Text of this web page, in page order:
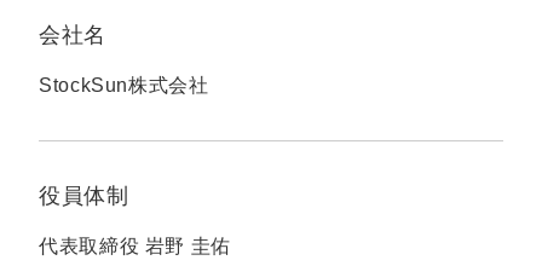
コンサルタント一覧
品質ガイドライン
社内コンペ
クレーム窓口
定額制Webマーケティング代行『マキトルく
ん』
オリジナルサービス
格安でAI導入支援『あいのりAI』
拡散付1日密着動画制作『まるごと社長』
1本無料で記事を制作『SEOトライアル』
定額制LP制作・改善『最強LP』
実績
お役立ち資料
料金表
オンラインサロン
StockSun道場
道場TOP
動画編集
エンジニア
年収エージェント
会社名
StockSun株式会社
役員体制
代表取締役 岩野 圭佑